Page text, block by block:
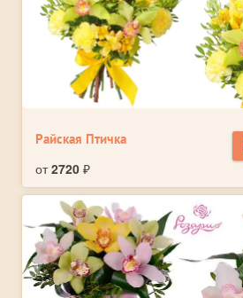
Райская Птичка
от2720 ₽